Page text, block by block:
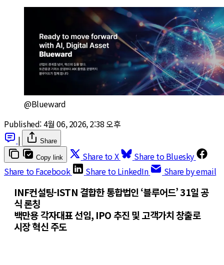
@Blueward
Published:4월 06, 2026, 2:38 오후
|
Share
Copy link Share to X
Share to Bluesky
Share to Facebook
Share to LinkedIn Share by email
INF컨설팅-ISTN 결합한 통합법인 ‘블루어드’ 31일 공
식 론칭
백만용 각자대표 선임, IPO 추진 및 고객가치 창출로
시장 혁신 주도